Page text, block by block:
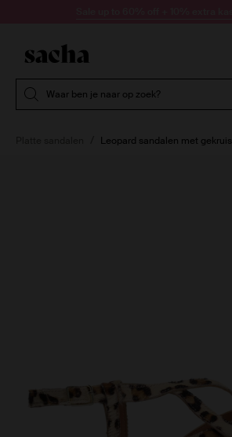
Waar ben je naar op zoek?
Leopard sandalen met